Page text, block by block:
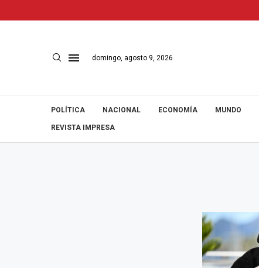
domingo, agosto 9, 2026
POLÍTICA NACIONAL ECONOMÍA MUNDO
REVISTA IMPRESA